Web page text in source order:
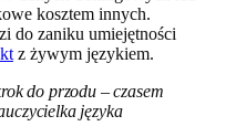
kosztem innych.
do zaniku umiejętności
z żywym językiem.
do przodu – czasem
języka